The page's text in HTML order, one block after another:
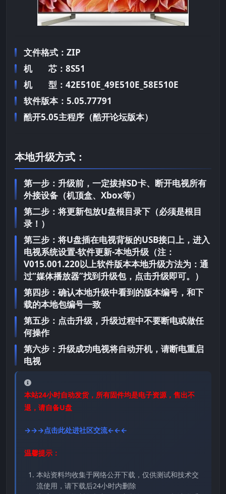
文件格式：ZIP
机 芯：8S51
机 型：42E510E_49E510E_58E510E
软件版本：5.05.77791
酷开5.05主程序（酷开论坛版本）
本地升级方式：
第一步：升级前，一定拔掉SD卡、断开电视所有
外接设备（机顶盒、Xbox等）
第二步：将更新包放U盘根目录下（必须是根目
录！）
第三步：将U盘插在电视背板的USB接口上，进入
电视系统设置-软件更新-本地升级（注：
V015.001.220以上软件版本本地升级方法为：通
过“媒体播放器”找到升级包，点击升级即可。）
第四步：确认本地升级中看到的版本编号，和下
载的本地包编号一致
第五步：点击升级，升级过程中不要断电或做任
何操作
第六步：升级成功电视将自动开机，请断电重启
电视
本站24小时自动发货，所有固件均是电子资源，售出不
退，请自备U盘
→→→点击此处进社区交流←←←
温馨提示：
本站资料均收集于网络公开下载，仅供测试和技术交
流使用，请下载后24小时内删除